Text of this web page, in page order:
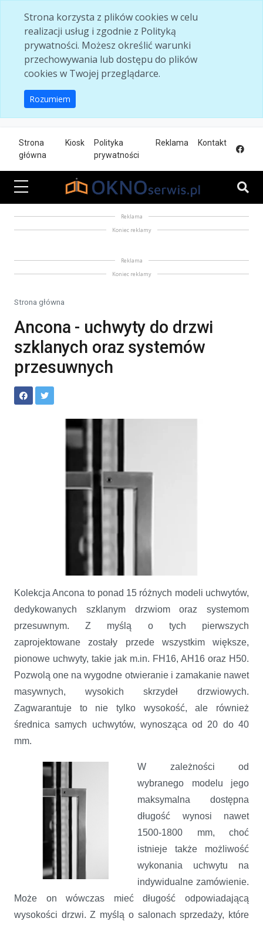
Strona korzysta z plików cookies w celu
realizacji usług i zgodnie z Polityką
prywatności. Możesz określić warunki
przechowywania lub dostępu do plików
cookies w Twojej przeglądarce.
Rozumiem
Strona
główna
Kiosk
Polityka
prywatności
Reklama Kontakt
Reklama
Koniec reklamy
Reklama
Koniec reklamy
Strona główna
Ancona - uchwyty do drzwi
szklanych oraz systemów
przesuwnych
Ancona - uchwyty do drzwi szklanych oraz systemów przesuwnych
Kolekcja Ancona to ponad 15 różnych modeli uchwytów,
dedykowanych szklanym drzwiom oraz systemom
przesuwnym. Z myślą o tych pierwszych
zaprojektowane zostały przede wszystkim większe,
pionowe uchwyty, takie jak m.in. FH16, AH16 oraz H50.
Pozwolą one na wygodne otwieranie i zamakanie nawet
masywnych, wysokich skrzydeł drzwiowych.
Zagwarantuje to nie tylko wysokość, ale również
średnica samych uchwytów, wynosząca od 20 do 40
mm.
W zależności od
wybranego modelu jego
maksymalna dostępna
długość wynosi nawet
1500-1800 mm, choć
istnieje także możliwość
wykonania uchwytu na
indywidualne zamówienie.
Może on wówczas mieć długość odpowiadającą
wysokości drzwi. Z myślą o salonach sprzedaży, które